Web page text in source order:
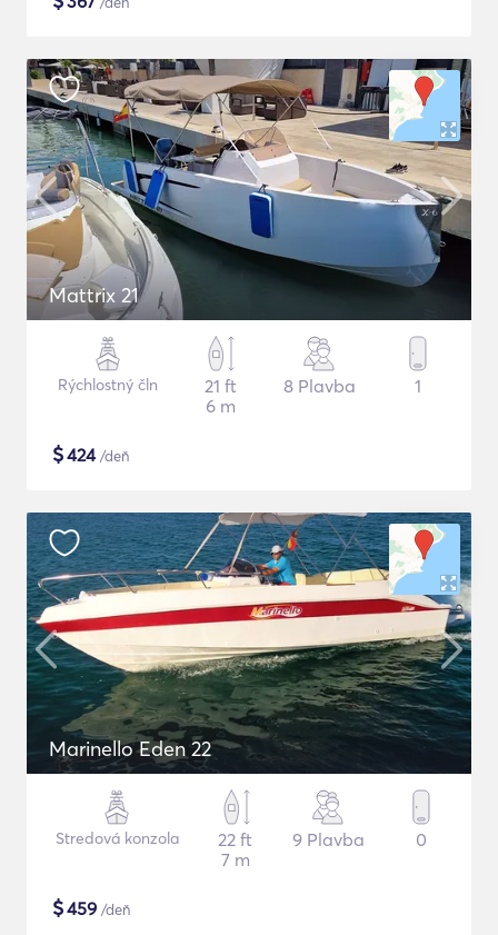
Mattrix 21
Rýchlostný čln
21 ft
6 m
8 Plavba 1
$424/deň
Marinello Eden 22
Stredová konzola
22 ft
7 m
9 Plavba 0
$459 /deň